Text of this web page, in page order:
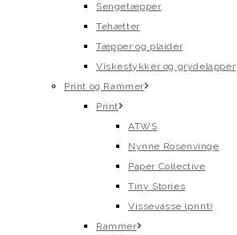
Sengetæpper
Tehætter
Tæpper og plaider
Viskestykker og grydelapper
Print og Rammer
Print
ATWS
Nynne Rosenvinge
Paper Collective
Tiny Stories
Vissevasse (print)
Rammer